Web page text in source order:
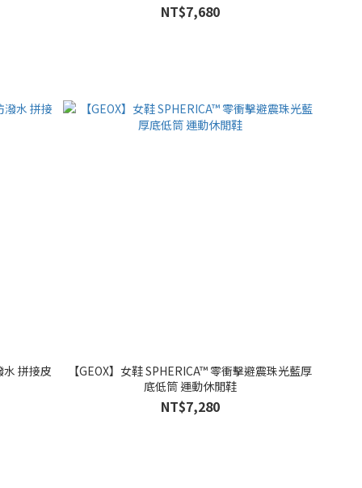
NT$7,680
水 拼接皮
【GEOX】女鞋 SPHERICA™ 零衝擊避震珠光藍厚
底低筒 運動休閒鞋
NT$7,280